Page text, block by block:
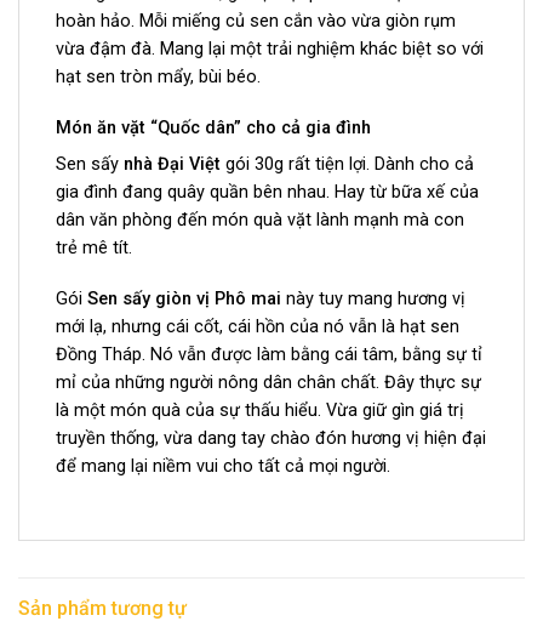
hoàn hảo. Mỗi miếng củ sen cắn vào vừa giòn rụm
vừa đậm đà. Mang lại một trải nghiệm khác biệt so với
hạt sen tròn mẩy, bùi béo.
Món ăn vặt “Quốc dân” cho cả gia đình
Sen sấy nhà Đại Việt gói 30g rất tiện lợi. Dành cho cả
gia đình đang quây quần bên nhau. Hay từ bữa xế của
dân văn phòng đến món quà vặt lành mạnh mà con
trẻ mê tít.
Gói Sen sấy giòn vị Phô mai này tuy mang hương vị
mới lạ, nhưng cái cốt, cái hồn của nó vẫn là hạt sen
Đồng Tháp. Nó vẫn được làm bằng cái tâm, bằng sự tỉ
mỉ của những người nông dân chân chất. Đây thực sự
là một món quà của sự thấu hiểu. Vừa giữ gìn giá trị
truyền thống, vừa dang tay chào đón hương vị hiện đại
để mang lại niềm vui cho tất cả mọi người.
Sản phẩm tương tự